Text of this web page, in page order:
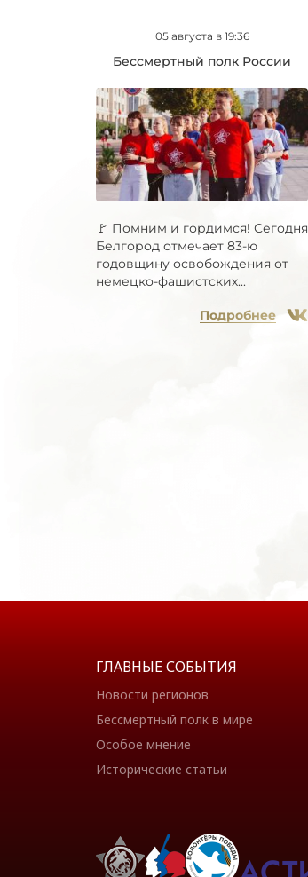
05 августа в 19:36
Бессмертный полк России
🚩 Помним и гордимся! Сегодня
Белгород отмечает 83-ю
годовщину освобождения от
немецко-фашистских...
Подробнее
ГЛАВНЫЕ СОБЫТИЯ
Новости регионов
Бессмертный полк в мире
Особое мнение
Исторические статьи